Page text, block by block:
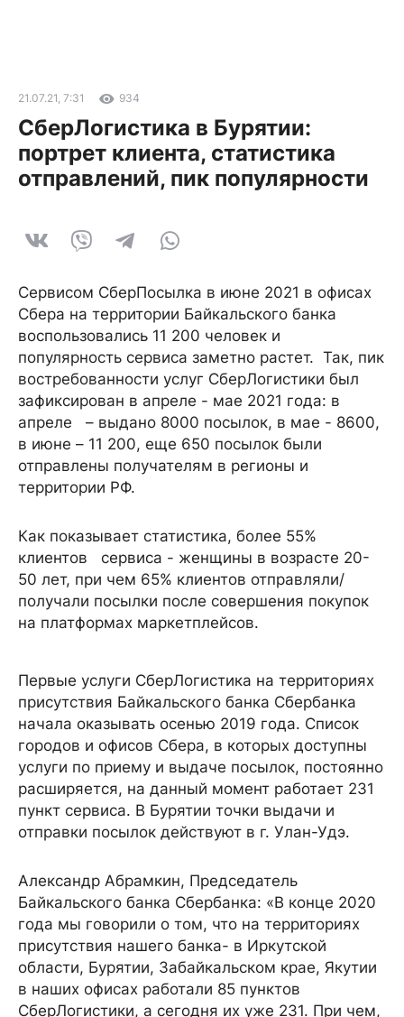
21.07.21, 7:31 934
СберЛогистика в Бурятии:
портрет клиента, статистика
отправлений, пик популярности
Сервисом СберПосылка в июне 2021 в офисах
Сбера на территории Байкальского банка
воспользовались 11 200 человек и
популярность сервиса заметно растет. Так, пик
востребованности услуг СберЛогистики был
зафиксирован в апреле - мае 2021 года: в
апреле – выдано 8000 посылок, в мае - 8600,
в июне – 11 200, еще 650 посылок были
отправлены получателям в регионы и
территории РФ.
Как показывает статистика, более 55%
клиентов сервиса - женщины в возрасте 20-
50 лет, при чем 65% клиентов отправляли/
получали посылки после совершения покупок
на платформах маркетплейсов.
Первые услуги СберЛогистика на территориях
присутствия Байкальского банка Сбербанка
начала оказывать осенью 2019 года. Список
городов и офисов Сбера, в которых доступны
услуги по приему и выдаче посылок, постоянно
расширяется, на данный момент работает 231
пункт сервиса. В Бурятии точки выдачи и
отправки посылок действуют в г. Улан-Удэ.
Александр Абрамкин, Председатель
Байкальского банка Сбербанка: «В конце 2020
года мы говорили о том, что на территориях
присутствия нашего банка- в Иркутской
области, Бурятии, Забайкальском крае, Якутии
в наших офисах работали 85 пунктов
СберЛогистики, а сегодня их уже 231. При чем,